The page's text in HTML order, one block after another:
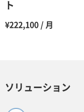
ト
¥222,100 / 月
ソリューション